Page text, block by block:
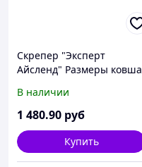
Скрепер "Эксперт
Айсленд" Размеры ковша
сборе 1337 мм -
алюминиевая защитная
планка - колесики для
легкого скольжения -
цанговое
В наличии
1 480.90 руб
Купить